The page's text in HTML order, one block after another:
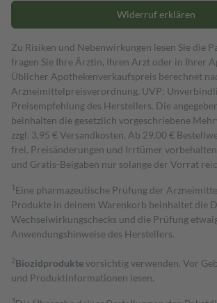
Widerruf erklären
Zu Risiken und Nebenwirkungen lesen Sie die
fragen Sie Ihre Ärztin, Ihren Arzt oder in Ihrer
Üblicher Apothekenverkaufspreis berechnet
Arzneimittelpreisverordnung. UVP:
Preisempfehlung des Herstellers. Die
beinhalten die gesetzlich vorgeschriebene
zzgl. 3,95 € Versandkosten. Ab 29,00 €
frei. Preisänderungen und Irrtümer
und Gratis-Beigaben nur solange der Vorrat
1 Eine pharmazeutische Prüfung der
Produkte in deinem Warenkorb beinhaltet die
Wechselwirkungschecks und die Prüfung
Anwendungshinweise des Herstellers.
2Biozidproduktevorsichtig verwenden. Vor
und Produktinformationen lesen.
3